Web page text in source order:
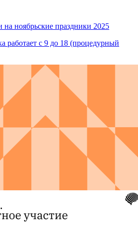
ноябрьские праздники 2025
работает с 9 до 18 (процедурный